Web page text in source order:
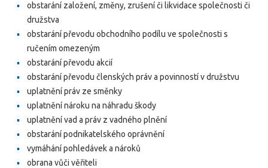
obstarání založení, změny, zrušení či likvidace společnosti či
družstva
obstarání převodu obchodního podílu ve společnosti s
ručením omezeným
obstarání převodu akcií
obstarání převodu členských práv a povinností v družstvu
uplatnění práv ze směnky
uplatnění nároku na náhradu škody
uplatnění vad a práv z vadného plnění
obstarání podnikatelského oprávnění
vymáhání pohledávek a nároků
obrana vůči věřiteli